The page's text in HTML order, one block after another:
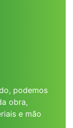
podemos
obra,
e mão